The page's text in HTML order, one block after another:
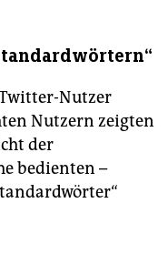
Nutzer
Nutzern zeigten
der
bedienten –